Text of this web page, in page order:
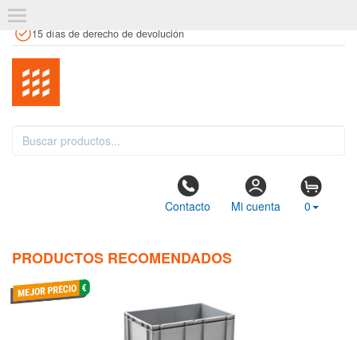
15 días de derecho de devolución
Contacto Mi cuenta 0
PRODUCTOS RECOMENDADOS